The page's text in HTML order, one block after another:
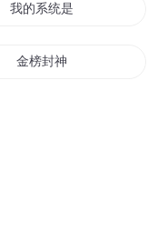
我的系统是封神榜
金榜封神